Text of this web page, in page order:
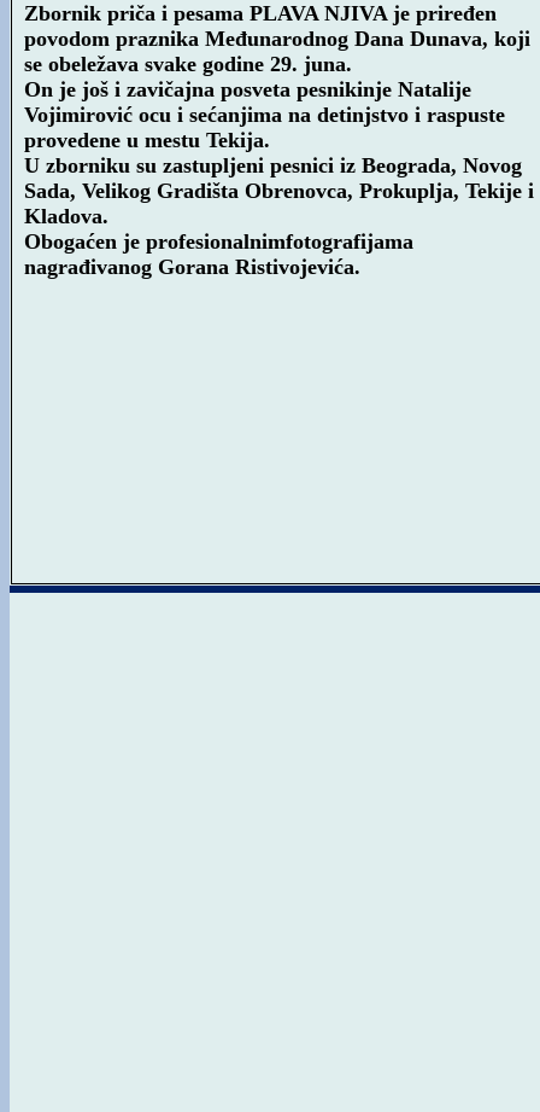
Zbornik priča i pesama PLAVA NJIVA je priređen
povodom praznika Međunarodnog Dana Dunava, koji
se obeležava svake godine 29. juna.
On je još i zavičajna posveta pesnikinje Natalije
Vojimirović ocu i sećanjima na detinjstvo i raspuste
provedene u mestu Tekija.
U zborniku su zastupljeni pesnici iz Beograda, Novog
Sada, Velikog Gradišta Obrenovca, Prokuplja, Tekije i
Kladova.
Obogaćen je profesionalnimfotografijama
nagrađivanog Gorana Ristivojevića.